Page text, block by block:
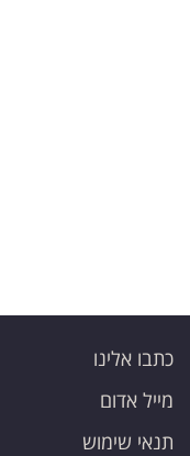
כתבו אלינו
מייל אדום
תנאי שימוש